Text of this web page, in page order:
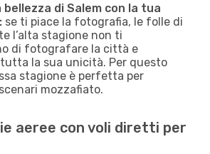
bellezza di Salem con la tua
se ti piace la fotografia, le folle di
l’alta stagione non ti
di fotografare la città e
la sua unicità. Per questo
stagione è perfetta per
mozzafiato.
aeree con voli diretti per